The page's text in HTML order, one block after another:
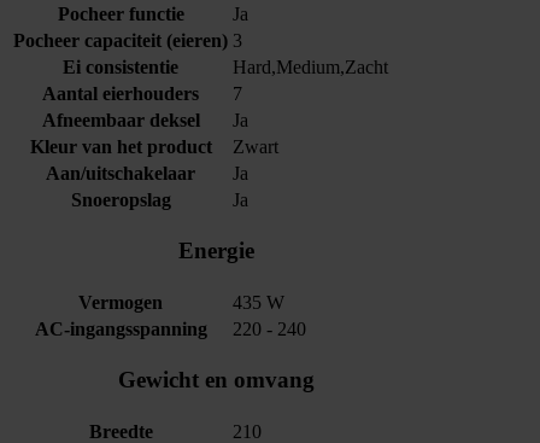
Pocheer functie
Ja
Pocheer capaciteit (eieren) 3
Ei consistentie
Hard,Medium,Zacht
Aantal eierhouders
7
Afneembaar deksel
Ja
Kleur van het product
Zwart
Aan/uitschakelaar
Ja
Snoeropslag
Ja
Energie
Vermogen
435 W
AC-ingangsspanning
220 - 240
Gewicht en omvang
Breedte
210